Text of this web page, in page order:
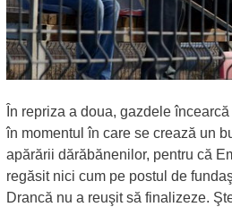
În repriza a doua, gazdele
în momentul în care se crează un
apărării dărăbănenilor, pentru că
regăsit nici cum pe postul de
Drancă nu a reuşit să finalizeze.